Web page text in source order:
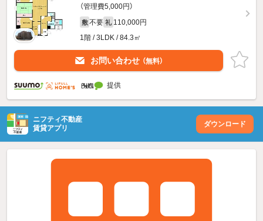
（管理費5,000円）
敷 不要 礼 110,000円
1階 / 3LDK / 84.3㎡
お問い合わせ （無料）
提供
ニフティ不動産
賃貸アプリ
ダウンロード